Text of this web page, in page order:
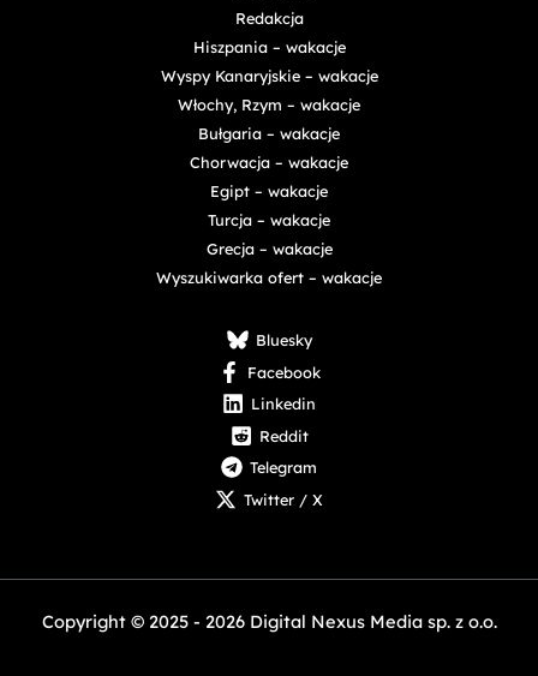
Redakcja
Hiszpania – wakacje
Wyspy Kanaryjskie – wakacje
Włochy, Rzym – wakacje
Bułgaria – wakacje
Chorwacja – wakacje
Egipt – wakacje
Turcja – wakacje
Grecja – wakacje
Wyszukiwarka ofert – wakacje
Bluesky
Facebook
Linkedin
Reddit
Telegram
Twitter / X
Copyright © 2025 - 2026 Digital Nexus Media sp. z o.o.